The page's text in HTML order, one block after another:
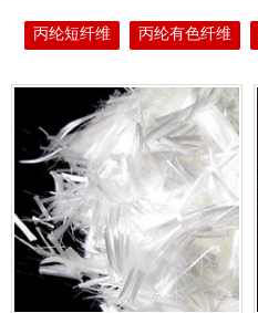
丙纶短纤维 丙纶有色纤维